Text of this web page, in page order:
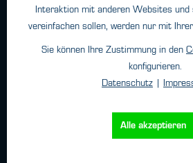
Datenschutz
Impressum
Oehleckerring 32 • 22419 Hamburg
Interaktion mit anderen Websites und
vereinfachen sollen, werden nur mit
Sie können Ihre Zustimmung in den
konfigurieren.
Datenschutz
Alle akzeptieren